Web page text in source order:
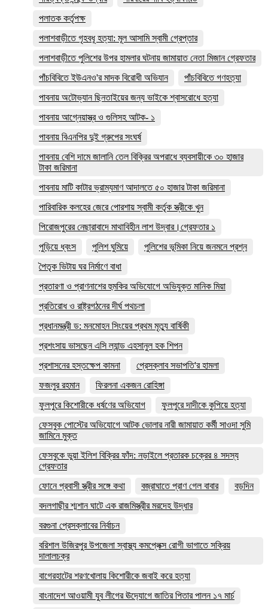
পলাতক কর্তৃপক্ষ
পলাশবাড়ীতে গৃহবধূ হত্যা: মূল আসামি স্বামী গ্রেপ্তার
পলাশবাড়ীতে পুলিশের উপর হামলার ঘটনায় জামায়াত নেতা মিজান গ্রেফতার
পাঁচবিবিতে ইউএনও'র মাদক বিরোধী অভিযান
পাঁচবিবিতে গণহত্যা
পাবনায় অটোভ্যান ছিনতাইয়ের জন্য ভাইকে শ্বাসরোধে হত্যা
পাবনায় আগ্নেয়াস্ত্র ও গুলিসহ আটক- ১
পাবনায় বিএনপির দুই গ্রুপের সংঘর্ষ
পাবনায় বেশি দামে জালানি তেল বিক্রির অপরাধে ব্যবসায়ীকে ৩০ হাজার
টাকা জরিমানা
পাবনায় মাটি কাটার ভ্রাম্যমাণ আদালতে ৫০ হাজার টাকা জরিমানা
পারিবারিক কলহের জেরে পোরশায় স্বামী কর্তৃক স্ত্রীকে খুন
পিরোজপুরের নেছারাবাদে মাথাবিহীন লাশ উদ্বার।গ্রেফতার ১
পুড়িয়ে ধ্বংস
পুলিশ ঘুমিয়ে
পুলিশের ভূমিকা নিয়ে জনমনে প্রশ্ন
পৈতৃক ভিটায় ঘর নির্মাণে বাধা
প্রতারণা ও প্রাণনাশের হুমকির অভিযোগে অভিযুক্ত মানিক মিয়া
প্রতিরোধ ও রাষ্ট্রগঠনের দীর্ঘ পথচলা
প্রধানমন্ত্রী ড: মনমোহন সিংয়ের প্রথম মৃত্যু বার্ষিকী
প্রশংসায় ভাসছেন এসি ল্যান্ড এহসানুল হক শিপন
প্রশাসনের হস্তক্ষেপ কামনা
প্রেসক্লাব সভাপতি'র হামলা
ফজলুর রহমান
ফিরলনা একজন রোহিঙ্গা
ফুলপুরে কিশোরীকে ধর্ষণের অভিযোগ
ফুলপুরে দাদীকে কুপিয়ে হত্যা
ফেসবুক পোস্টের অভিযোগে আটক ভোলার নারী জামায়াত কর্মী সাওদা সুমি
জামিনে মুক্ত
ফেসবুকে ভুয়া ইলিশ বিক্রির ফাঁদ: নড়াইলে প্রতারক চক্রের ৪ সদস্য
গ্রেফতার
ফোনে প্রবাসী স্ত্রীর সঙ্গে কথা
বজ্রাঘাতে প্রাণ গেল বাবার
বড়দিন
বদলগাছীর শ্মশান ঘাটে এক রাজমিস্ত্রীর মরদেহ উদ্ধার
বরগুনা প্রেসক্লাবের নির্বাচন
বরিশাল উজিরপুর উপজেলা স্বাস্থ্য কমপ্লেক্স রোগী ভাগাতে সক্রিয়
দালালচক্র
বাগেরহাটের শরণখোলায় কিশোরীকে জবাই করে হত্যা
বাংনাদেশ আওয়ামী যুব লীগের ঊদ‍্যোগে জাতির পিতার পালন ১৭ মার্চ